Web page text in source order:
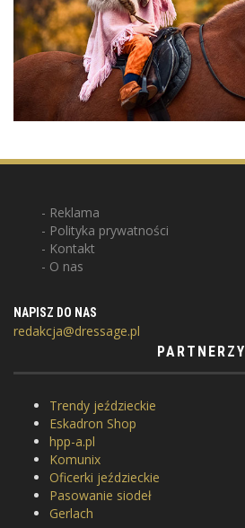
Reklama
Polityka prywatności
Kontakt
O nas
NAPISZ DO NAS
redakcja@dressage.pl
PARTNERZY
Trendy jeździeckie
Eskadron Shop
hpp-a.pl
Komunix
Oficerki jeździeckie
Pasowanie siodeł
Gerlach